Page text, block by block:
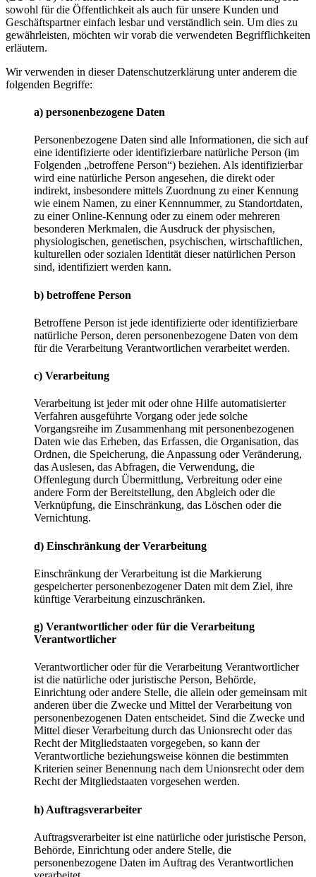
sowohl für die Öffentlichkeit als auch für unsere Kunden und
Geschäftspartner einfach lesbar und verständlich sein. Um dies zu
gewährleisten, möchten wir vorab die verwendeten Begrifflichkeiten
erläutern.
Wir verwenden in dieser Datenschutzerklärung unter anderem die
folgenden Begriffe:
a) personenbezogene Daten
Personenbezogene Daten sind alle Informationen, die sich auf
eine identifizierte oder identifizierbare natürliche Person (im
Folgenden „betroffene Person“) beziehen. Als identifizierbar
wird eine natürliche Person angesehen, die direkt oder
indirekt, insbesondere mittels Zuordnung zu einer Kennung
wie einem Namen, zu einer Kennnummer, zu Standortdaten,
zu einer Online-Kennung oder zu einem oder mehreren
besonderen Merkmalen, die Ausdruck der physischen,
physiologischen, genetischen, psychischen, wirtschaftlichen,
kulturellen oder sozialen Identität dieser natürlichen Person
sind, identifiziert werden kann.
b) betroffene Person
Betroffene Person ist jede identifizierte oder identifizierbare
natürliche Person, deren personenbezogene Daten von dem
für die Verarbeitung Verantwortlichen verarbeitet werden.
c) Verarbeitung
Verarbeitung ist jeder mit oder ohne Hilfe automatisierter
Verfahren ausgeführte Vorgang oder jede solche
Vorgangsreihe im Zusammenhang mit personenbezogenen
Daten wie das Erheben, das Erfassen, die Organisation, das
Ordnen, die Speicherung, die Anpassung oder Veränderung,
das Auslesen, das Abfragen, die Verwendung, die
Offenlegung durch Übermittlung, Verbreitung oder eine
andere Form der Bereitstellung, den Abgleich oder die
Verknüpfung, die Einschränkung, das Löschen oder die
Vernichtung.
d) Einschränkung der Verarbeitung
Einschränkung der Verarbeitung ist die Markierung
gespeicherter personenbezogener Daten mit dem Ziel, ihre
künftige Verarbeitung einzuschränken.
g) Verantwortlicher oder für die Verarbeitung
Verantwortlicher
Verantwortlicher oder für die Verarbeitung Verantwortlicher
ist die natürliche oder juristische Person, Behörde,
Einrichtung oder andere Stelle, die allein oder gemeinsam mit
anderen über die Zwecke und Mittel der Verarbeitung von
personenbezogenen Daten entscheidet. Sind die Zwecke und
Mittel dieser Verarbeitung durch das Unionsrecht oder das
Recht der Mitgliedstaaten vorgegeben, so kann der
Verantwortliche beziehungsweise können die bestimmten
Kriterien seiner Benennung nach dem Unionsrecht oder dem
Recht der Mitgliedstaaten vorgesehen werden.
h) Auftragsverarbeiter
Auftragsverarbeiter ist eine natürliche oder juristische Person,
Behörde, Einrichtung oder andere Stelle, die
personenbezogene Daten im Auftrag des Verantwortlichen